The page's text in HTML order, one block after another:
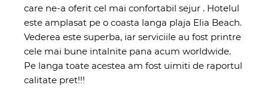
care ne-a oferit cel mai confortabil sejur . Hotelul
este amplasat pe o coasta langa plaja Elia Beach.
Vederea este superba, iar serviciile au fost printre
cele mai bune intalnite pana acum worldwide.
Pe langa toate acestea am fost uimiti de raportul
calitate pret!!!